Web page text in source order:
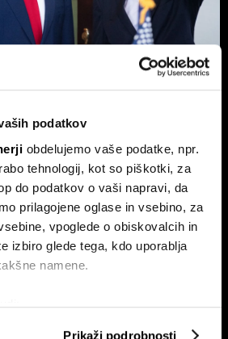
podatkov
obdelujemo vaše podatke, npr.
tehnologij, kot so piškotki, za
do podatkov o vaši napravi, da
prilagojene oglase in vsebino, za
vpoglede o obiskovalcih in
izbiro glede tega, kdo uporablja
namene.
o vaši geografski lokaciji, ki so
Prikaži podrobnosti
začetek dneva:
ožine, a ne za